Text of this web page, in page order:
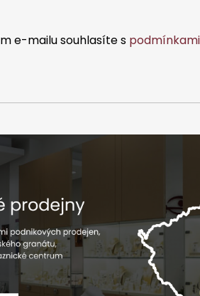
e-mailu souhlasíte s